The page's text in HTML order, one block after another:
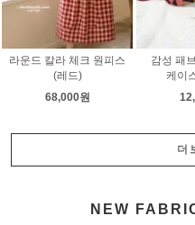
라운드 칼라 체크 원피스
(레드)
68,000원
감성 패
케이
더
NEW